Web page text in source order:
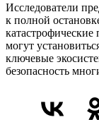
Исследователи
к полной
могут
ключевые
безопасность